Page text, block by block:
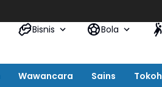
Bisnis Bola
Wawancara Sains Tokoh